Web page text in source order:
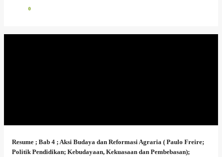
0
Resume ; Bab 4 ; Aksi Budaya dan Reformasi Agraria ( Paulo Freire;
Politik Pendidikan; Kebudayaan, Kekuasaan dan Pembebasan);